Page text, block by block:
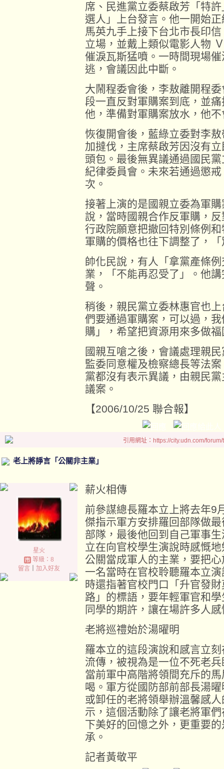
席、民進黨立委蔡啟芳「特
選人」上台發言。他一開始
馬英九手上接下台北市長印
立場，並戴上類似電影人物
催淚瓦斯猛噴。一時間現場
逃，會議因此中斷。
大鬧程委會後，李敖離開程
段一直反對軍購案到底，並
他，準備對軍購案放水，他
恢復開會後，藍綠立委對李
加撻伐，主席蔡啟芳因沒有
頭包。最後無異議通過國民
紀律委員會。未來若通過懲
次。
接著上演的是國親立委為軍
說，當時國親合作反軍購，
行政院願意把撤回特別條例
軍購的價格也往下調整了，
帥化民說，有人「拿黨產條
業，「不能再忍受了」。他
聲。
稍後，親民黨立委林惠官也
們要通過軍購案，可以過，
購」，希望把資源用來多做
國親互嗆之後，會議處理親
監委同意權及檢察總長等法
黨都沒有表示異議，由親民
議案。
【2006/10/25 聯合報】
引用網址：https://city.udn.com/
老上將諍言「公關非主業」
星火
等級：8
留言｜ 加入好友
薪火相傳
前參謀總長羅本立上將去年9
傑指示軍方安排羅回部隊做
部隊，最後他回到自己軍事
立在向官校學生演說時感慨
公關當成軍人的主業，要把
一名當時在官校聆聽羅本立
時還指著官校門口「升官發
路」的標語，要年輕軍官和
同學的期許，讓在場許多人
老將巡禮始於湯曜明
羅本立的這段演說和感言立
流傳，被視為是一位不死老
當前軍中高階將領間充斥的
喝。軍方從國防部前部長湯
或卸任的老將領舉辦溫馨感
示，這個活動除了讓老將軍
下美好的回憶之外，更重要
承。
記者黃敬平